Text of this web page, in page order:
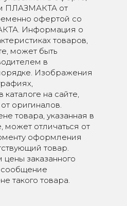
ПЛАЗМАКТА от
офертой со
Информация о
товаров,
может быть
в
Изображения
на сайте,
оригиналов.
товара, указанная в
может отличаться от
оформления
товар.
заказанного
сообщение
такого товара.